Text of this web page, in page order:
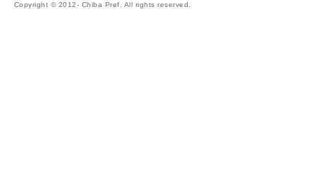
Copyright © 2012- Chiba Pref. All rights reserved.